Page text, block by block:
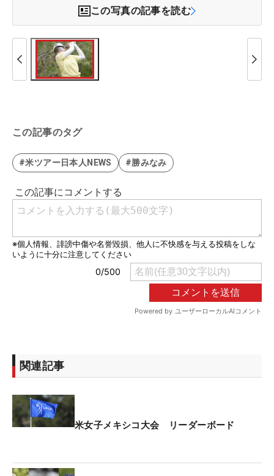
この写真の記事を読む
この記事のタグ
#米ツアー日本人NEWS #勝みなみ
関連記事
米女子メキシコ大会 リーダーボード